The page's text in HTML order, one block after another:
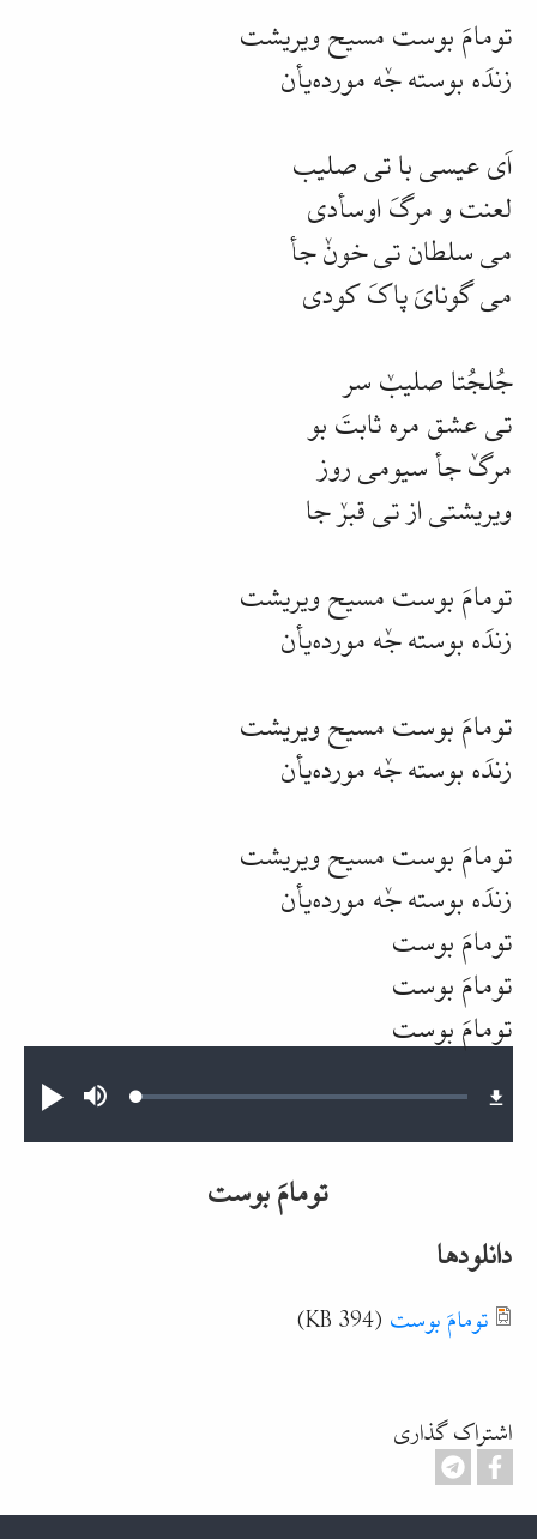
تومامَ بوست مسیح ویریشت
زندَه بوسته جٚه مورده‌یأن
اَی عیسی با تی صلیب
لعنت و مرگَ اوسأدی
می سلطان تی خونٚ جأ
می گونایَ پاکَ کودی
جُلجُتا صلیبٚ سر
تی عشق مره ثابتَ بو
مرگٚ جأ سیومی روز
ویریشتی از تی قبرٚ جا
تومامَ بوست مسیح ویریشت
زندَه بوسته جٚه مورده‌یأن
تومامَ بوست مسیح ویریشت
زندَه بوسته جٚه مورده‌یأن
تومامَ بوست مسیح ویریشت
زندَه بوسته جٚه مورده‌یأن
تومامَ بوست
تومامَ بوست
تومامَ بوست
پخش MuteLoaded:
تومامَ بوست
دانلودها
Document
تومامَ بوست (394 KB)
اشتراک گذاری